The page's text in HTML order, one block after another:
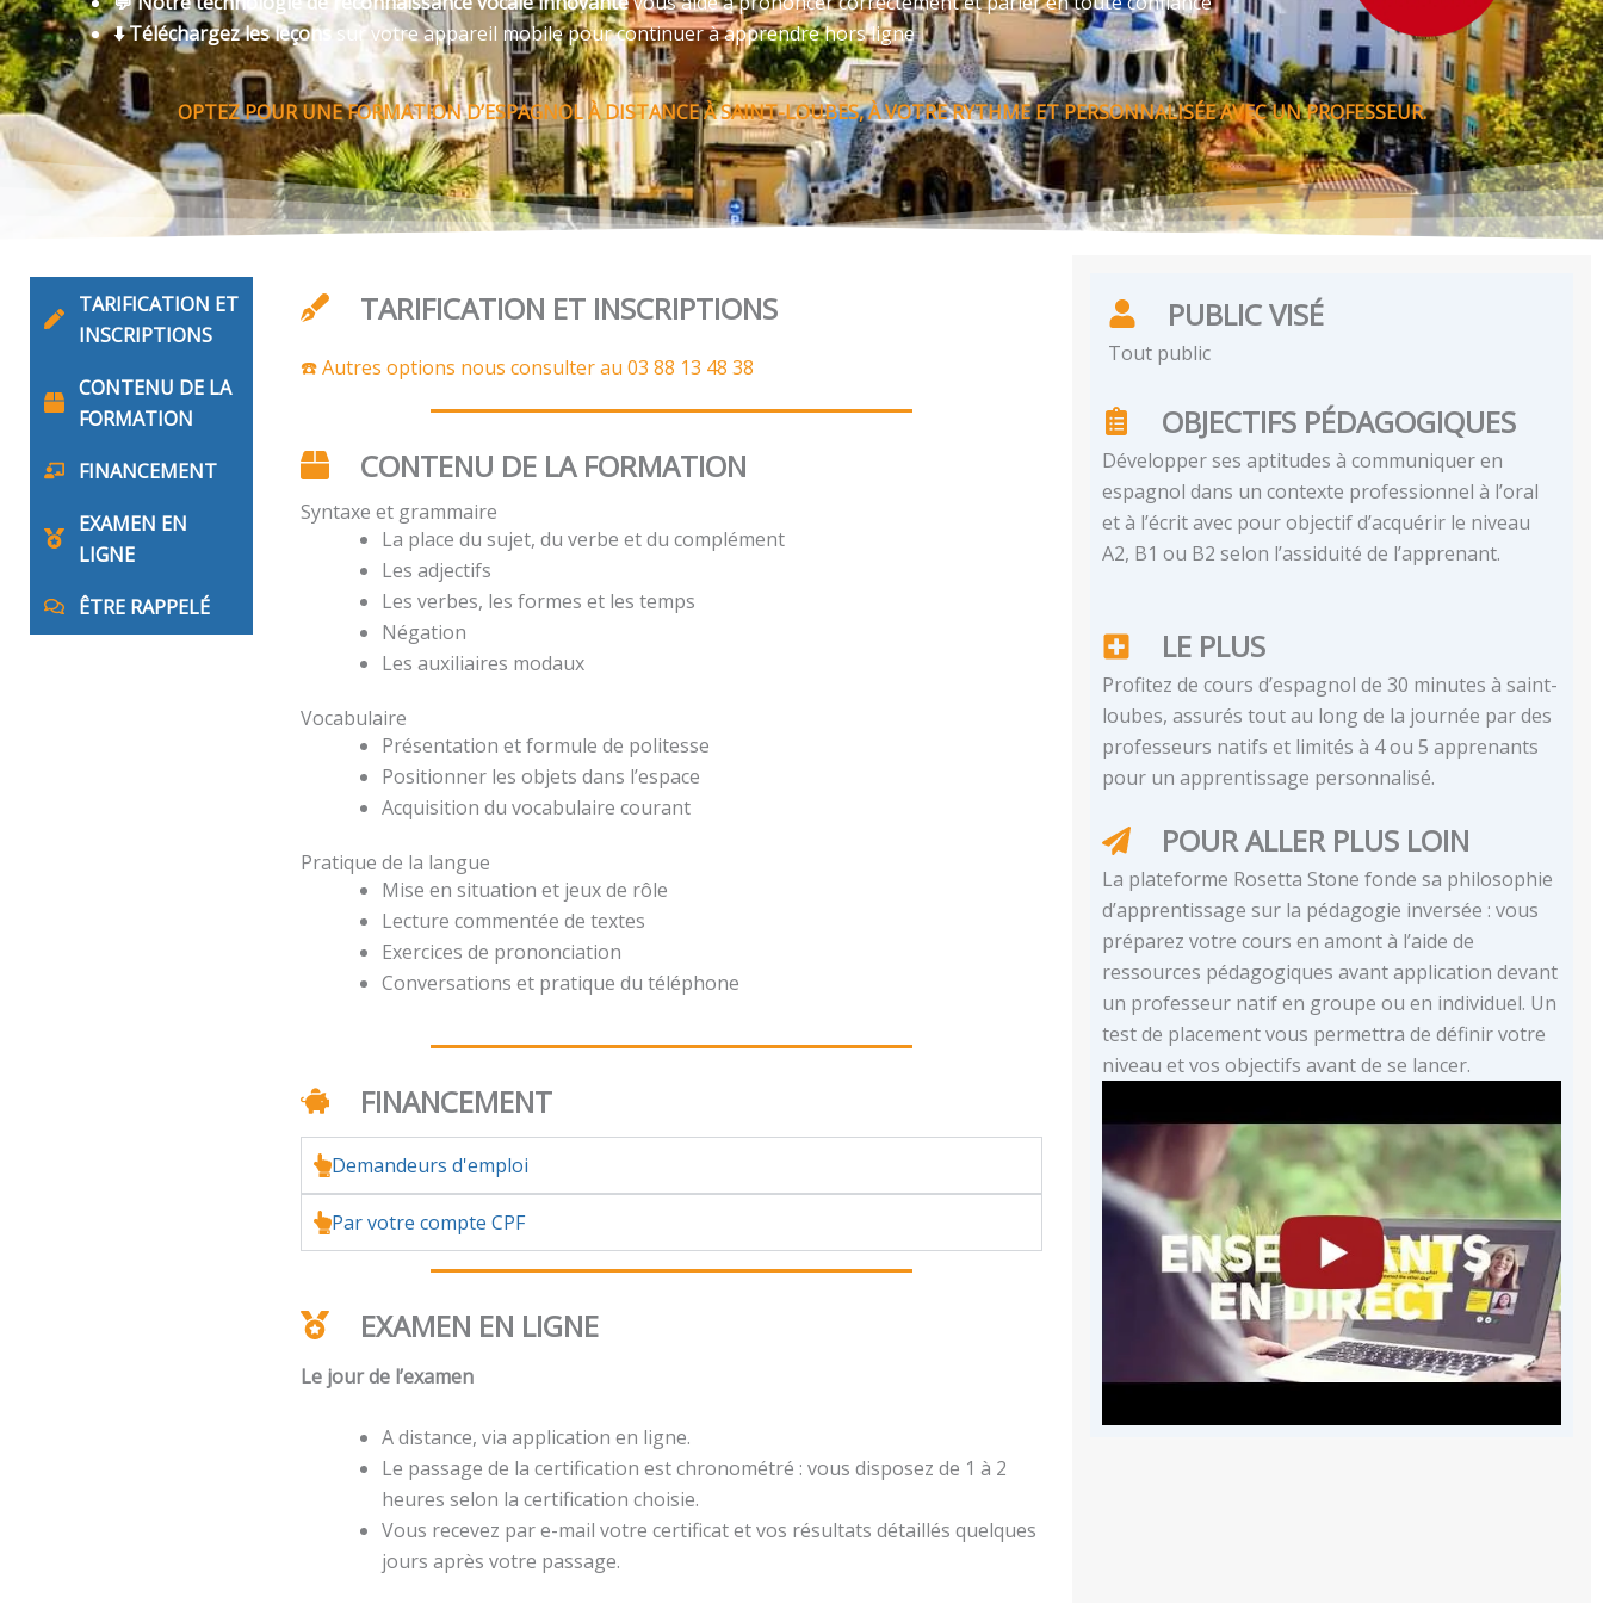
⬇️ Téléchargez les leçons sur votre appareil mobile pour continuer à apprendre hors ligne
OPTEZ POUR UNE FORMATION D’ESPAGNOL À DISTANCE À SAINT-LOUBES, À VOTRE RYTHME ET PERSONNALISÉE AVEC UN PROFESSEUR.
TARIFICATION ET
INSCRIPTIONS
CONTENU DE LA
FORMATION
FINANCEMENT
EXAMEN EN
LIGNE
ÊTRE RAPPELÉ
TARIFICATION ET INSCRIPTIONS
☎️ Autres options nous consulter au 03 88 13 48 38
CONTENU DE LA FORMATION
Syntaxe et grammaire
La place du sujet, du verbe et du complément
Les adjectifs
Les verbes, les formes et les temps
Négation
Les auxiliaires modaux
Vocabulaire
Présentation et formule de politesse
Positionner les objets dans l’espace
Acquisition du vocabulaire courant
Pratique de la langue
Mise en situation et jeux de rôle
Lecture commentée de textes
Exercices de prononciation
Conversations et pratique du téléphone
FINANCEMENT
Demandeurs d'emploi
Par votre compte CPF
EXAMEN EN LIGNE
Le jour de l’examen
A distance, via application en ligne.
Le passage de la certification est chronométré : vous disposez de 1 à 2
heures selon la certification choisie.
Vous recevez par e-mail votre certificat et vos résultats détaillés quelques
jours après votre passage.
PUBLIC VISÉ
Tout public
OBJECTIFS PÉDAGOGIQUES
Développer ses aptitudes à communiquer en
espagnol dans un contexte professionnel à l’oral
et à l’écrit avec pour objectif d’acquérir le niveau
A2, B1 ou B2 selon l’assiduité de l’apprenant.
LE PLUS
Profitez de cours d’espagnol de 30 minutes à saint-
loubes, assurés tout au long de la journée par des
professeurs natifs et limités à 4 ou 5 apprenants
pour un apprentissage personnalisé.
POUR ALLER PLUS LOIN
La plateforme Rosetta Stone fonde sa philosophie
d’apprentissage sur la pédagogie inversée : vous
préparez votre cours en amont à l’aide de
ressources pédagogiques avant application devant
un professeur natif en groupe ou en individuel. Un
test de placement vous permettra de définir votre
niveau et vos objectifs avant de se lancer.